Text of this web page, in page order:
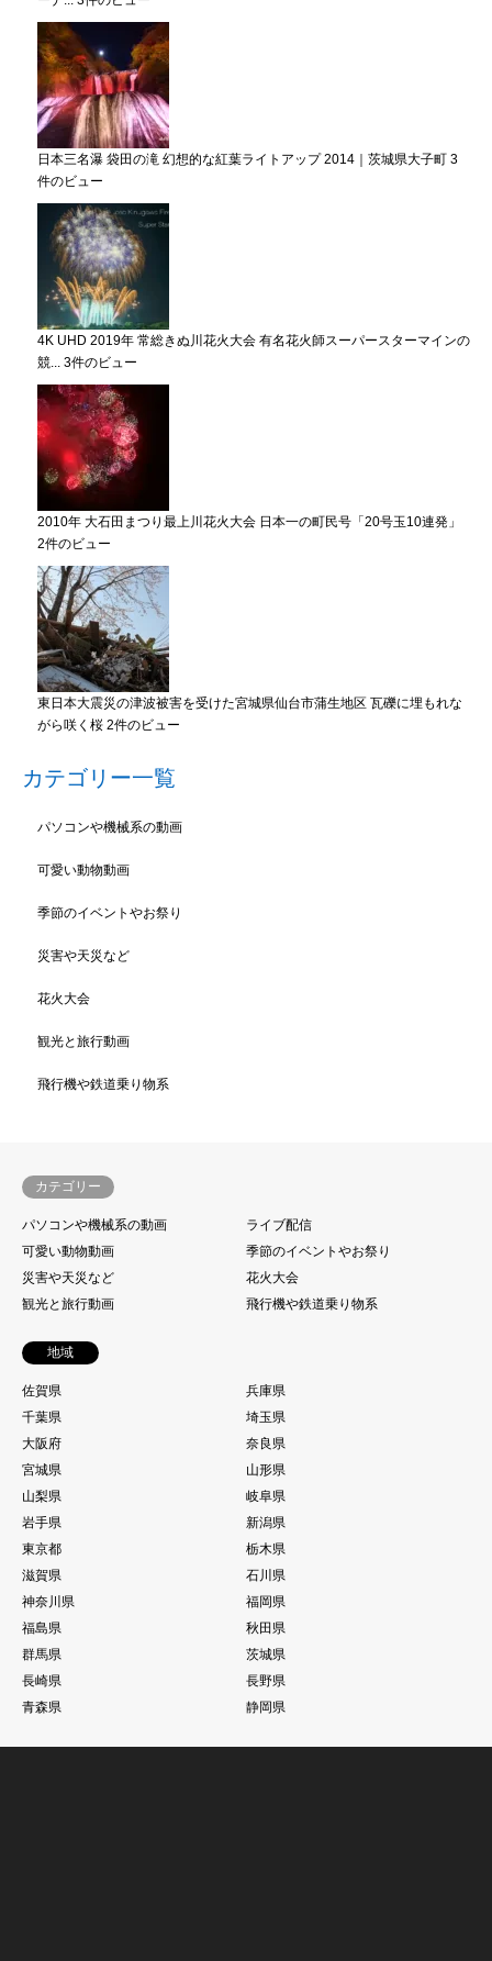
日本三名瀑 袋田の滝 幻想的な紅葉ライトアップ 2014｜茨城県大子町 3
件のビュー
4K UHD 2019年 常総きぬ川花火大会 有名花火師スーパースターマインの
競... 3件のビュー
2010年 大石田まつり最上川花火大会 日本一の町民号「20号玉10連発」
2件のビュー
東日本大震災の津波被害を受けた宮城県仙台市蒲生地区 瓦礫に埋もれな
がら咲く桜 2件のビュー
カテゴリー一覧
パソコンや機械系の動画
可愛い動物動画
季節のイベントやお祭り
災害や天災など
花火大会
観光と旅行動画
飛行機や鉄道乗り物系
カテゴリー
パソコンや機械系の動画
ライブ配信
可愛い動物動画
季節のイベントやお祭り
災害や天災など
花火大会
観光と旅行動画
飛行機や鉄道乗り物系
地域
佐賀県
兵庫県
千葉県
埼玉県
大阪府
奈良県
宮城県
山形県
山梨県
岐阜県
岩手県
新潟県
東京都
栃木県
滋賀県
石川県
神奈川県
福岡県
福島県
秋田県
群馬県
茨城県
長崎県
長野県
青森県
静岡県